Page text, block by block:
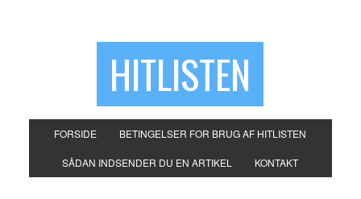
HITLISTEN
FORSIDE BETINGELSER FOR BRUG AF HITLISTEN
SÅDAN INDSENDER DU EN ARTIKEL KONTAKT